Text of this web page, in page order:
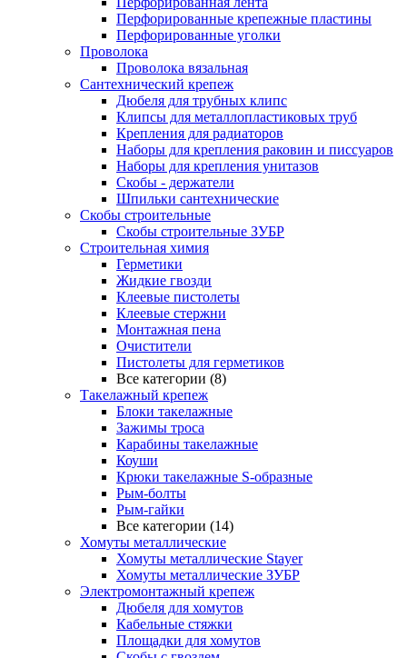
Перфорированные крепежные пластины
Перфорированные уголки
Проволока
Проволока вязальная
Сантехнический крепеж
Дюбеля для трубных клипс
Клипсы для металлопластиковых труб
Крепления для радиаторов
Наборы для крепления раковин и писсуаров
Наборы для крепления унитазов
Скобы - держатели
Шпильки сантехнические
Скобы строительные
Скобы строительные ЗУБР
Строительная химия
Герметики
Жидкие гвозди
Клеевые пистолеты
Клеевые стержни
Монтажная пена
Очистители
Пистолеты для герметиков
Все категории (8)
Такелажный крепеж
Блоки такелажные
Зажимы троса
Карабины такелажные
Коуши
Крюки такелажные S-образные
Рым-болты
Рым-гайки
Все категории (14)
Хомуты металлические
Хомуты металлические Stayer
Хомуты металлические ЗУБР
Электромонтажный крепеж
Дюбеля для хомутов
Кабельные стяжки
Площадки для хомутов